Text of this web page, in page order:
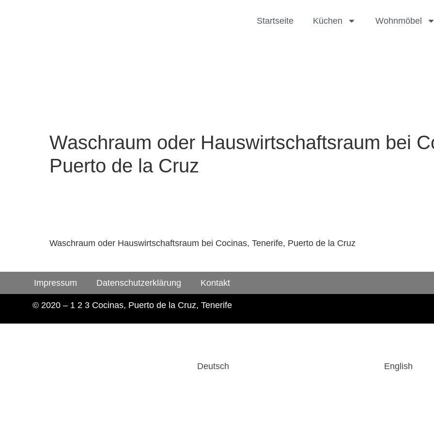
Startseite Küchen Wohnmöbel
Waschraum oder Hauswirtschaftsraum bei
Puerto de la Cruz
Waschraum oder Hauswirtschaftsraum bei Cocinas, Tenerife, Puerto de la Cruz
Impressum Datenschutzerklärung Kontakt
© 2020 – 1 2 3 Cocinas, Puerto de la Cruz, Tenerife
Deutsch English